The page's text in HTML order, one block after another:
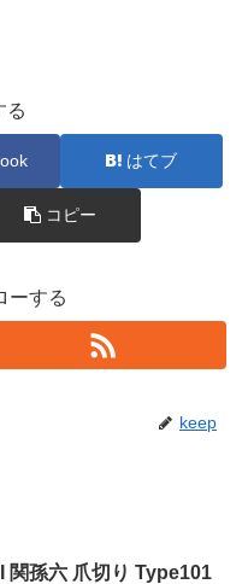
る
はてブ
コピー
ーする
keep
関孫六 爪切り Type101